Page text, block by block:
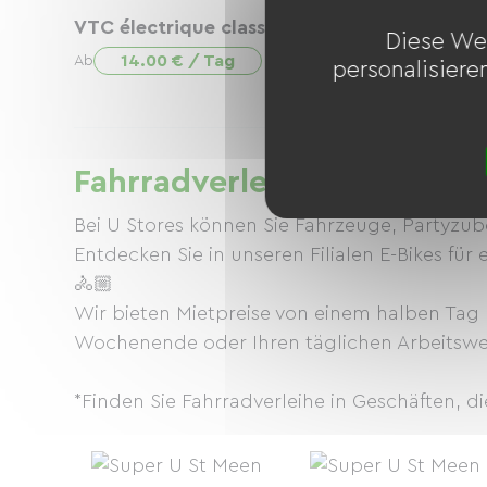
VTC électrique classique
Ab 14.00 € / Tag
VTC
18.00 €
Fahrradverleih in Super U
Bei U Stores können Sie Fahrzeuge,
Entdecken Sie in unseren Filialen E-Bikes
🚴🏼
Wir bieten Mietpreise von einem halben
Wochenende oder Ihren täglichen
*Finden Sie Fahrradverleihe in Geschäften,
Diese